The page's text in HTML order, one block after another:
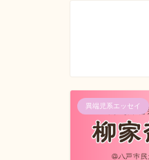
異端児系エッセイ